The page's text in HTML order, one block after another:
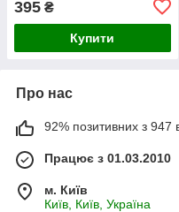
фреону R-12 R-22 R-502
395 ₴
Купити
Про нас
92% позитивних з 947
Працює з 01.03.2010
м. Київ
Київ, Київ, Україна